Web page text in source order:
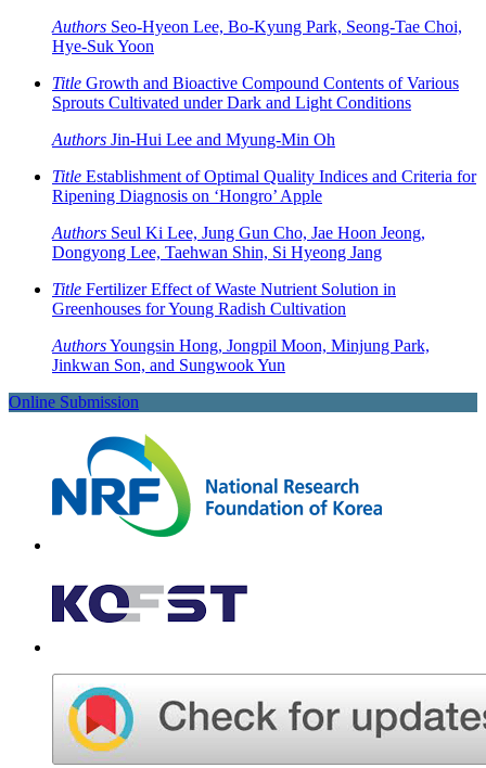
Authors Seo-Hyeon Lee, Bo-Kyung Park, Seong-Tae Choi,
Hye-Suk Yoon
Title Growth and Bioactive Compound Contents of Various
Sprouts Cultivated under Dark and Light Conditions
Authors Jin-Hui Lee and Myung-Min Oh
Title Establishment of Optimal Quality Indices and Criteria for
Ripening Diagnosis on ‘Hongro’ Apple
Authors Seul Ki Lee, Jung Gun Cho, Jae Hoon Jeong,
Dongyong Lee, Taehwan Shin, Si Hyeong Jang
Title Fertilizer Effect of Waste Nutrient Solution in
Greenhouses for Young Radish Cultivation
AuthorsYoungsin Hong, Jongpil Moon, Minjung Park,
Jinkwan Son, and Sungwook Yun
Online Submission